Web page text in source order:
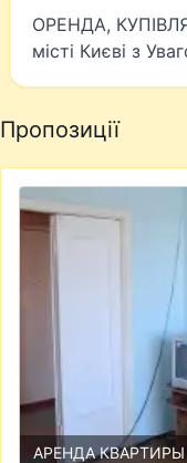
ОРЕНДА,
місті Києві з
Пропозиції
АРЕНДА КВАРТИРЫ